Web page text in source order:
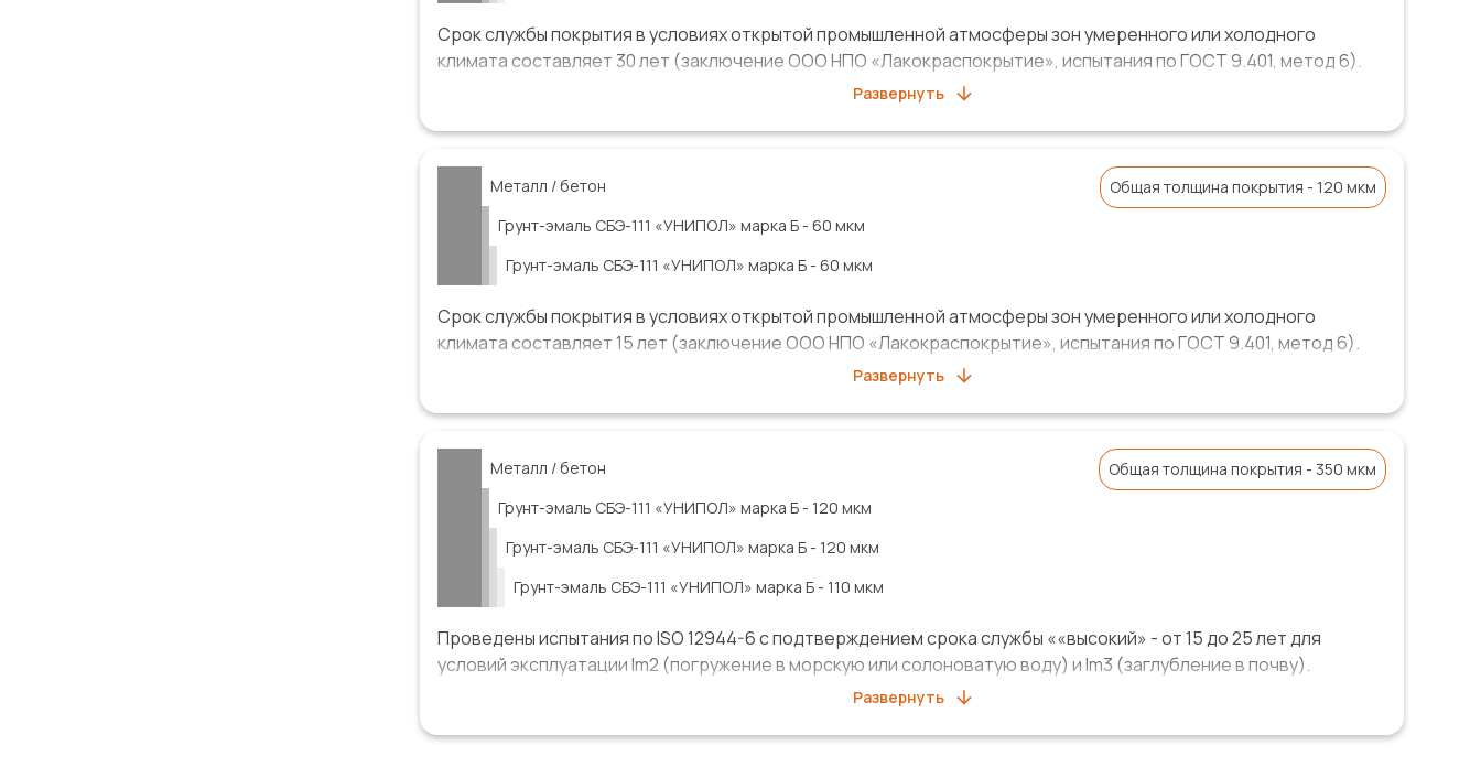
Срок службы покрытия в условиях открытой промышленной атмосферы зон умеренного или холодного
климата составляет 30 лет (заключение ООО НПО «Лакокраспокрытие», испытания по ГОСТ 9.401, метод 6).
Система покрытия на основании испытаний по ISO 12944-6 в ООО НПО «Лакокраспокрытие» обеспечивает
срок службы «очень высокий (VH)» (более 25 лет) в условиях атмосферной коррозионной активности С4 и
Система покрытия включена в реестр ГК «Трансстрой».
Развернуть
Металл / бетон
Грунт-эмаль СБЭ-111 «УНИПОЛ» марка Б- 60 мкм
Грунт-эмаль СБЭ-111 «УНИПОЛ» марка Б- 60 мкм
Общая толщина покрытия - 120 мкм
Срок службы покрытия в условиях открытой промышленной атмосферы зон умеренного или холодного
климата составляет 15 лет (заключение ООО НПО «Лакокраспокрытие», испытания по ГОСТ 9.401, метод 6).
Система покрытия включена в реестры ПАО «НК «Роснефть», ГК «Трансстрой».
Развернуть
Металл / бетон
Грунт-эмаль СБЭ-111 «УНИПОЛ» марка Б- 120 мкм
Грунт-эмаль СБЭ-111 «УНИПОЛ» марка Б- 120 мкм
Грунт-эмаль СБЭ-111 «УНИПОЛ» марка Б- 110 мкм
Общая толщина покрытия - 350 мкм
Проведены испытания по ISO 12944-6 с подтверждением срока службы ««высокий» - от 15 до 25 лет для
условий эксплуатации Im2 (погружение в морскую или солоноватую воду) и Im3 (заглубление в почву).
Покрытие обладает высокими противопучинистыми свойствами и рекомендовано для защиты стальных свай,
погружаемых в грунты, в т.ч. многолетнемерзлые. По результатам проведенных испытаний в НИИОСП им. Н.М.
Развернуть